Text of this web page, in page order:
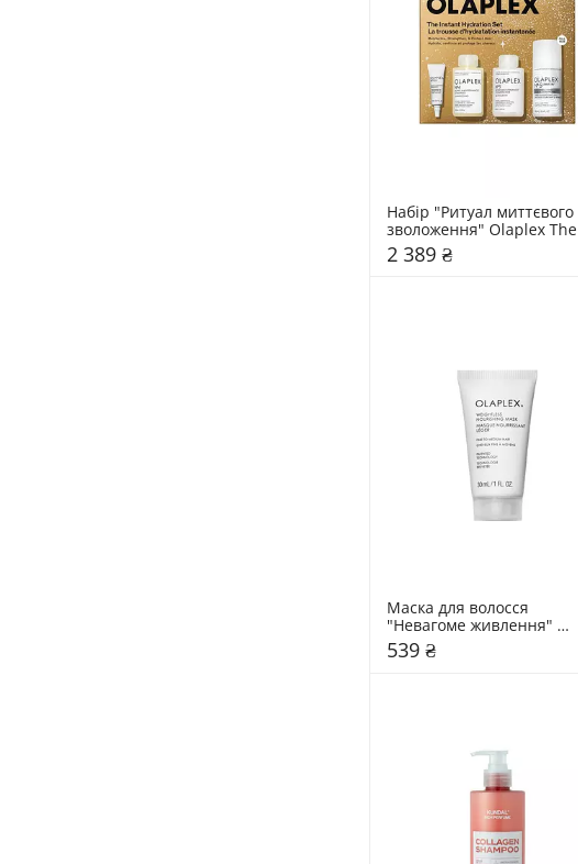
Набір "Ритуал миттєвого
зволоження" Olaplex The
Instant Hydratation Set
2 389 ₴
Маска для волосся
"Невагоме живлення"
Olaplex Weightless
Nourishing Mask
539 ₴